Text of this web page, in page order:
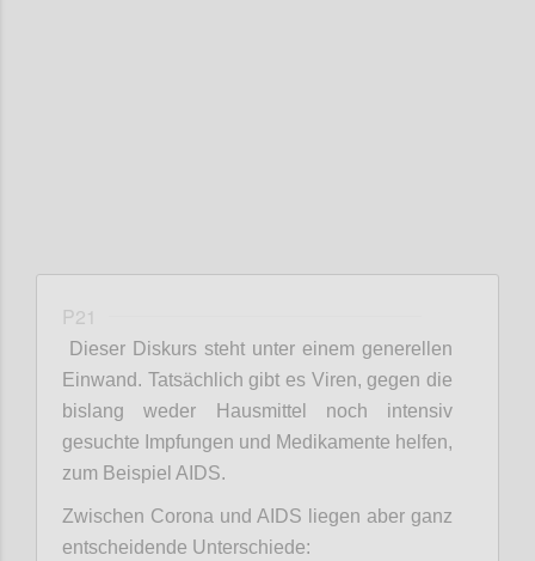
P21
Dieser Diskurs steht unter einem generellen
Einwand. Tatsächlich gibt es Viren, gegen die
bislang weder Hausmittel noch intensiv
gesuchte Impfungen und Medikamente helfen,
zum Beispiel AIDS.
Zwischen Corona und AIDS liegen aber ganz
entscheidende Unterschiede: